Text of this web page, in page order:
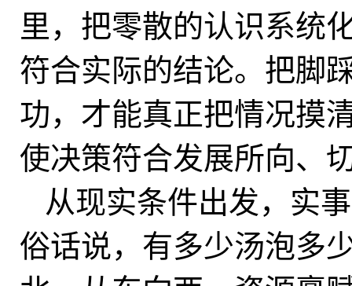
里，把零散的认识系统
符合实际的结论。把脚
功，才能真正把情况摸
使决策符合发展所向、
从现实条件出发，实
俗话说，有多少汤泡多